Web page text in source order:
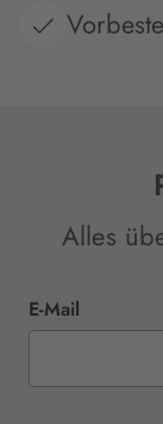
Alles
E-Mail